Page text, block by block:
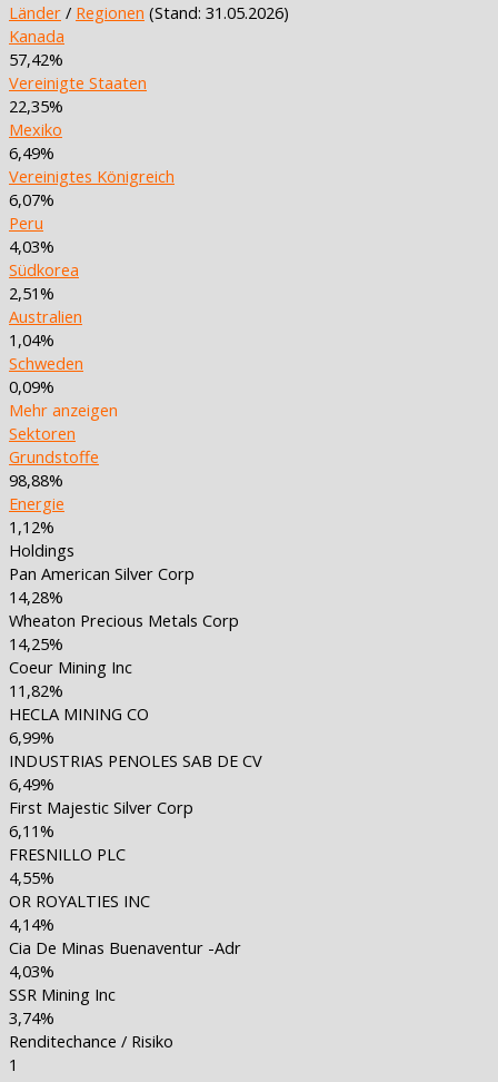
Länder / Regionen (Stand: 31.05.2026)
Kanada
57,42%
Vereinigte Staaten
22,35%
Mexiko
6,49%
Vereinigtes Königreich
6,07%
Peru
4,03%
Südkorea
2,51%
Australien
1,04%
Schweden
0,09%
Mehr anzeigen
Sektoren
Grundstoffe
98,88%
Energie
1,12%
Holdings
Pan American Silver Corp
14,28%
Wheaton Precious Metals Corp
14,25%
Coeur Mining Inc
11,82%
HECLA MINING CO
6,99%
INDUSTRIAS PENOLES SAB DE CV
6,49%
First Majestic Silver Corp
6,11%
FRESNILLO PLC
4,55%
OR ROYALTIES INC
4,14%
Cia De Minas Buenaventur -Adr
4,03%
SSR Mining Inc
3,74%
Renditechance / Risiko
1